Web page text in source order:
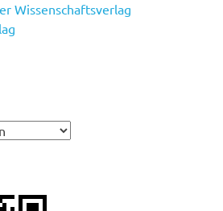
Wissenschaftsverlag